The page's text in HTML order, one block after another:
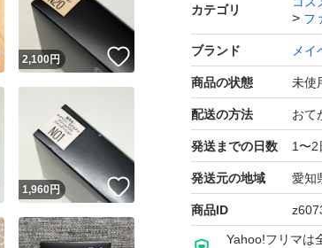
新品ですが自宅保
お値下げ不可
宜しくお願いします
カテゴリ
フ
ブランド メイ
商品の状態 未使
配送の方法 おて
発送までの日数 1〜2
発送元の地域 愛知
商品ID
Yahoo!フリマは
いいね！
2,100円
いいね！
1,960円